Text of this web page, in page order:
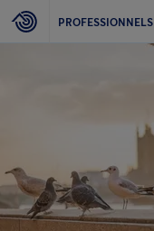
PROFESSIONNELS